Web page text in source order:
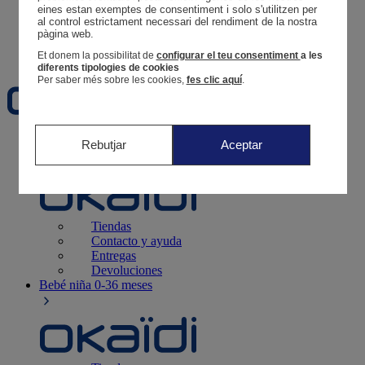
Tus pedidos
Cesta
Favoritos
Recién nacido0-12 meses
Tiendas
Contacto y ayuda
Entregas
Devoluciones
Bebé niña 0-36 meses
eines estan exemptes de consentiment i solo s'utilitzen per
al control estrictament necessari del rendiment de la nostra
pàgina web.
Et donem la possibilitat de configurar el teu consentiment a les
diferents tipologies de cookies
Per saber més sobre les cookies, fes clic aquí.
Rebutjar Aceptar